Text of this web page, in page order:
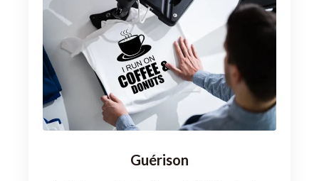
Guérison